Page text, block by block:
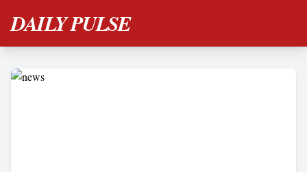
DAILY PULSE